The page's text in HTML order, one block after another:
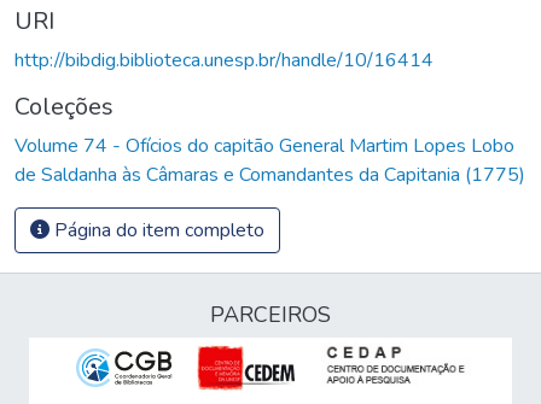
URI
http://bibdig.biblioteca.unesp.br/handle/10/16414
Coleções
Volume 74 - Ofícios do capitão General Martim Lopes Lobo
de Saldanha às Câmaras e Comandantes da Capitania (1775)
Página do item completo
PARCEIROS